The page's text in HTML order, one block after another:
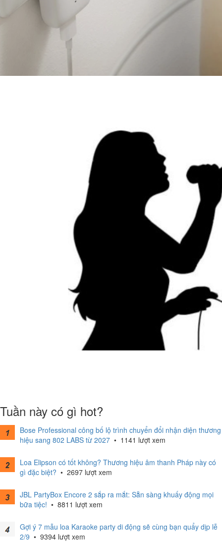
Tuần này có gì hot?
Bose Professional công bố lộ trình chuyển đổi nhận diện thương
hiệu sang 802 LABS từ 2027 • 1141 lượt xem
Loa Elipson có tốt không? Thương hiệu âm thanh Pháp này có
gì đặc biệt? • 2697 lượt xem
JBL PartyBox Encore 2 sắp ra mắt: Sẵn sàng khuấy động mọi
bữa tiệc! • 8811 lượt xem
Gợi ý 7 mẫu loa Karaoke party di động sẽ cùng bạn quẩy dịp lễ
2/9 • 9394 lượt xem